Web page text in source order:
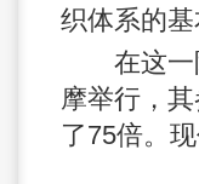
织体系的基
在这一阶
摩举行，
了75倍。